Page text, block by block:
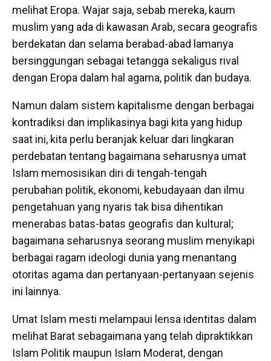
melihat Eropa. Wajar saja, sebab mereka, kaum
muslim yang ada di kawasan Arab, secara geografis
berdekatan dan selama berabad-abad lamanya
bersinggungan sebagai tetangga sekaligus rival
dengan Eropa dalam hal agama, politik dan budaya.
Namun dalam sistem kapitalisme dengan berbagai
kontradiksi dan implikasinya bagi kita yang hidup
saat ini, kita perlu beranjak keluar dari lingkaran
perdebatan tentang bagaimana seharusnya umat
Islam memosisikan diri di tengah-tengah
perubahan politik, ekonomi, kebudayaan dan ilmu
pengetahuan yang nyaris tak bisa dihentikan
menerabas batas-batas geografis dan kultural;
bagaimana seharusnya seorang muslim menyikapi
berbagai ragam ideologi dunia yang menantang
otoritas agama dan pertanyaan-pertanyaan sejenis
ini lainnya.
Umat Islam mesti melampaui lensa identitas dalam
melihat Barat sebagaimana yang telah dipraktikkan
Islam Politik maupun Islam Moderat, dengan